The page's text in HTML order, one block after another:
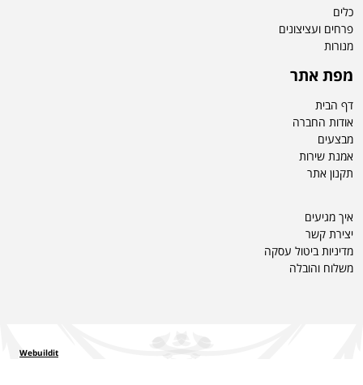
כלים
פרחים ועציצונים
מנורות
מפת אתר
דף הבית
אודות החברה
מבצעים
אמנת שירות
תקנון אתר
איך מגיעים
יצירת קשר
מדיניות ביטול עסקה
משלוח והובלה
Webuildit